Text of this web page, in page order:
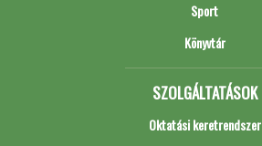
Sport
Könyvtár
SZOLGÁLTATÁSOK
Oktatási keretrendszer